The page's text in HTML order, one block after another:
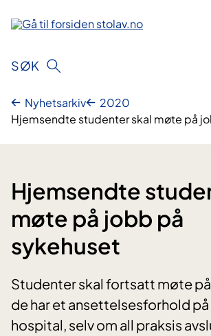
innhold
SØK
Nyhetsarkiv
2020
Hjemsendte studenter skal møte på
Hjemsendte
møte på jobb på
sykehuset
Studenter skal fortsatt møte
de har et ansettelsesforhold på
hospital, selv om all praksis